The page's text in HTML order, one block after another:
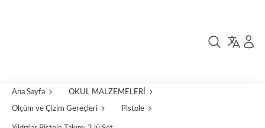
Ana Sayfa OKUL MALZEMELERİ
Ölçüm ve Çizim Gereçleri Pistole